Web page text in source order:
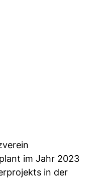
im Jahr 2023
in der